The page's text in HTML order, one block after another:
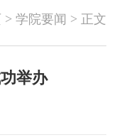
> 学院要闻 > 正文
举办